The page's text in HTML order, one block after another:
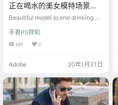
正在喝水的美女模特场景手
表样机素材
Beautiful model scene drinking w
手表PS样机
889 0
Adobe 20年1月31日